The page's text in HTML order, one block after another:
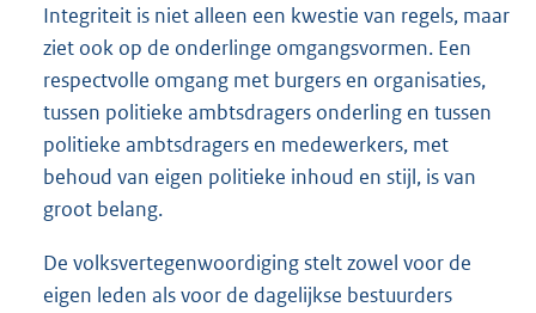
Integriteit is niet alleen een kwestie van regels, maar
ziet ook op de onderlinge omgangsvormen. Een
respectvolle omgang met burgers en organisaties,
tussen politieke ambtsdragers onderling en tussen
politieke ambtsdragers en medewerkers, met
behoud van eigen politieke inhoud en stijl, is van
groot belang.
De volksvertegenwoordiging stelt zowel voor de
eigen leden als voor de dagelijkse bestuurders